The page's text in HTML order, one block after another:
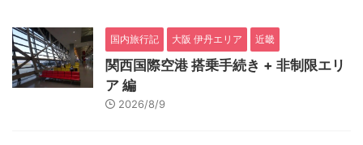
国内旅行記 大阪 伊丹エリア 近畿
関西国際空港 搭乗手続き + 非制限エリ
ア 編
2026/8/9